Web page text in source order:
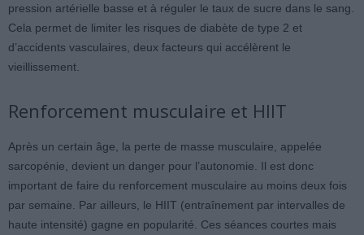
pression artérielle basse et à réguler le taux de sucre dans le sang.
Cela permet de limiter les risques de diabète de type 2 et
d’accidents vasculaires, deux facteurs qui accélèrent le
vieillissement.
Renforcement musculaire et HIIT
Après un certain âge, la perte de masse musculaire, appelée
sarcopénie, devient un danger pour l’autonomie. Il est donc
important de faire du renforcement musculaire au moins deux fois
par semaine. Par ailleurs, le HIIT (entraînement par intervalles de
haute intensité) gagne en popularité. Ces séances courtes mais